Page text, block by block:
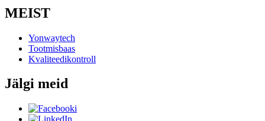
MEIST
Yonwaytech
Tootmisbaas
Kvaliteedikontroll
Jälgi meid